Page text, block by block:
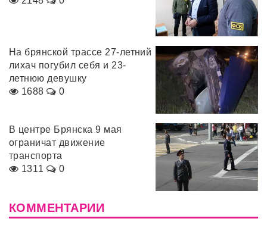
На брянской трассе 27-летний
лихач погубил себя и 23-
летнюю девушку
1688
0
В центре Брянска 9 мая
ограничат движение
транспорта
1311
0
КОММЕНТАРИИ